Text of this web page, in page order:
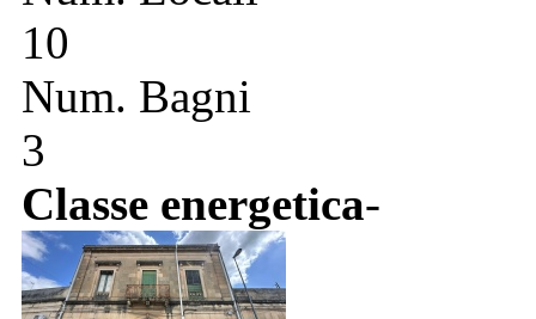
10
Num. Bagni
3
Classe energetica-